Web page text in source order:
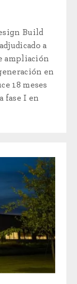
Build
a
ampliación
en
18 meses
fase I en